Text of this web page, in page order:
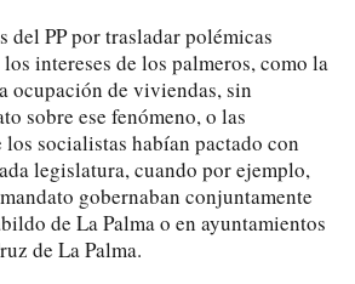
del PP por trasladar polémicas
intereses de los palmeros, como la
ocupación de viviendas, sin
sobre ese fenómeno, o las
los socialistas habían pactado con
legislatura, cuando por ejemplo,
gobernaban conjuntamente
de La Palma o en ayuntamientos
de La Palma.